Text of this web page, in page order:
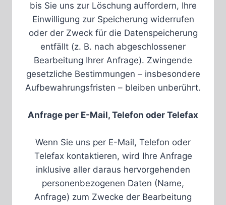
bis Sie uns zur Löschung auffordern, Ihre
Einwilligung zur Speicherung widerrufen
oder der Zweck für die Datenspeicherung
entfällt (z. B. nach abgeschlossener
Bearbeitung Ihrer Anfrage). Zwingende
gesetzliche Bestimmungen – insbesondere
Aufbewahrungsfristen – bleiben unberührt.
Anfrage per E-Mail, Telefon oder Telefax
Wenn Sie uns per E-Mail, Telefon oder
Telefax kontaktieren, wird Ihre Anfrage
inklusive aller daraus hervorgehenden
personenbezogenen Daten (Name,
Anfrage) zum Zwecke der Bearbeitung